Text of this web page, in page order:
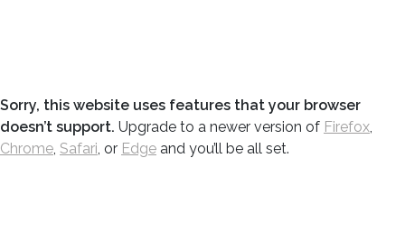
Sorry, this website uses features that your browser
doesn’t support. Upgrade to a newer version of Firefox
Chrome Safari , or Edge and you’ll be all set.